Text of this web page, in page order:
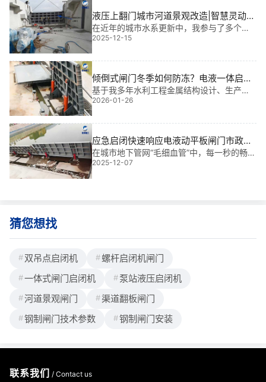
控制的智能翻板闸门通过双缸协同与辅助控
制，改善
液压上翻门城市河道景观改造|智慧灵动的
生态之门
在近年的城市水系更新中，我参与了多个大
型河道景观项目，其中“液压上翻门城市河道
的关键技术之一。这类装置不仅实现水流调
控与景观融合，更以智能启闭、低维护成本
2025-12-15
倾倒式闸门冬季如何防冻？电液一体启闭
机生态友好型维护指南
基于我多年水利工程金属结构设计、生产及
现场安装经验，倾倒式闸门在严寒环境下常
因液压系统冻结、密封失效引发启闭失灵，
严重威胁泄洪安全。针对这一**，倾倒式闸
门冬季如何防冻？电液一体启闭机生态友好
型维护
2026-01-26
应急启闭快速响应电液动平板闸门市政泵
站|智能守护城市排水命脉
在城市地下管网“毛细血管”中，每一秒的畅通
都关乎民生安危。我参与过多个大型水利项
目，*让我印象深刻的是去年汛期某市**泵站
2025-12-07
猜您想找
双吊点启闭机
螺杆启闭机闸门
一体式闸门启闭机
泵站液压启闭机
河道景观闸门
渠道翻板闸门
钢制闸门技术参数
钢制闸门安装
联系我们 / Contact us